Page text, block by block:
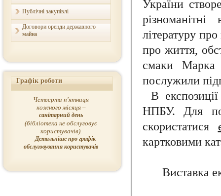
Публічні закупівлі
Договори оренди державного
майна
Графік роботи
Четверта п'ятниця
кожного місяця –
санітарний день
(бібліотека не обслуговує
користувачів).
Детальніше про графік
обслуговування користувачів
України
літературу
про життя,
смаки Марка
послужили
В
НПБУ. Для
скористатися
картковими
Виставка